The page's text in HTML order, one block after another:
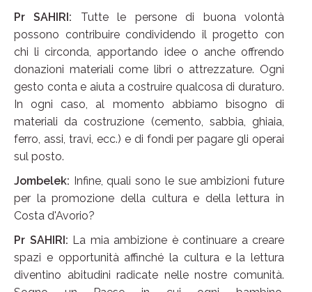
Pr SAHIRI: Tutte le persone di buona volontà
possono contribuire condividendo il progetto con
chi li circonda, apportando idee o anche offrendo
donazioni materiali come libri o attrezzature. Ogni
gesto conta e aiuta a costruire qualcosa di duraturo.
In ogni caso, al momento abbiamo bisogno di
materiali da costruzione (cemento, sabbia, ghiaia,
ferro, assi, travi, ecc.) e di fondi per pagare gli operai
sul posto.
Jombelek: Infine, quali sono le sue ambizioni future
per la promozione della cultura e della lettura in
Costa d'Avorio?
Pr SAHIRI: La mia ambizione è continuare a creare
spazi e opportunità affinché la cultura e la lettura
diventino abitudini radicate nelle nostre comunità.